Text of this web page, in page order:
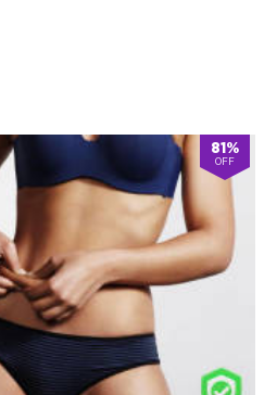
81%
OFF